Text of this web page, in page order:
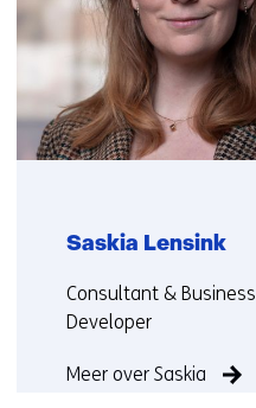
Saskia Lensink
Functie:
Consultant & Business
Developer
Meer over Saskia